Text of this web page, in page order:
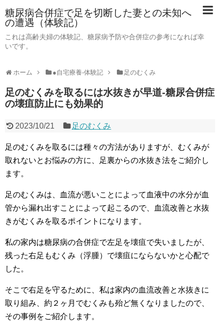
糖尿病合併症で足を切断した妻との未知へ
の遭遇（体験記）
これは高齢夫婦の体験記、糖尿病予防や合併症の参考になれば幸
いです。
ホーム ●自宅療養-体験記 足のむくみ
足のむくみを取るには水抜きが早道-糖尿合併症
の壊疽防止にも効果的
2023/10/21 足のむくみ
足のむくみを取るには種々の方法がありますが、むくみが
取れないとお悩みの方に、足裏からの水抜き法をご紹介し
ます。
足のむくみは、血流が悪いことによって血液中の水分が血
管から漏れ出すことによって起こるので、血流改善と水抜
きがむくみを取るポイントになります。
私の家内は糖尿病の合併症で左足を壊疽で失いましたが、
残った右足もむくみ（浮腫）で壊疽にならないかと心配で
した。
そこで右足を守るために、私は家内の血流改善と水抜きに
取り組み、約２ヶ月でむくみも殆ど無くなりましたので、
その事例をご紹介します。